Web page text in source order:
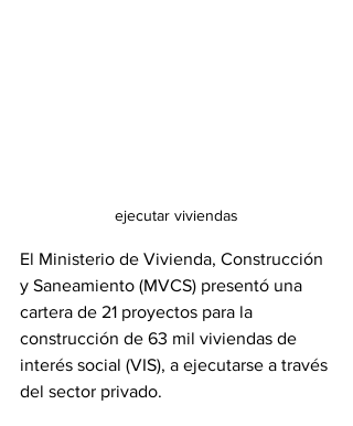
ejecutar viviendas
El Ministerio de Vivienda, Construcción
y Saneamiento (MVCS) presentó una
cartera de 21 proyectos para la
construcción de 63 mil viviendas de
interés social (VIS), a ejecutarse a través
del sector privado.